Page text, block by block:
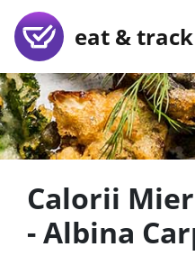
eat & track
Calorii
- Albina